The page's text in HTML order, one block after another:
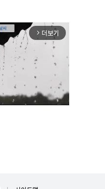
arrow_forward_ios 더보기